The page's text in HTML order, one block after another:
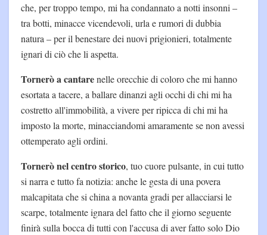
che, per troppo tempo, mi ha condannato a notti insonni –
tra botti, minacce vicendevoli, urla e rumori di dubbia
natura – per il benestare dei nuovi prigionieri, totalmente
ignari di ciò che li aspetta.
Tornerò a cantarenelle orecchie di coloro che mi hanno
esortata a tacere, a ballare dinanzi agli occhi di chi mi ha
costretto all'immobilità, a vivere per ripicca di chi mi ha
imposto la morte, minacciandomi amaramente se non avessi
ottemperato agli ordini.
Tornerò nel centro storico, tuo cuore pulsante, in cui tutto
si narra e tutto fa notizia: anche le gesta di una povera
malcapitata che si china a novanta gradi per allacciarsi le
scarpe, totalmente ignara del fatto che il giorno seguente
finirà sulla bocca di tutti con l'accusa di aver fatto solo Dio